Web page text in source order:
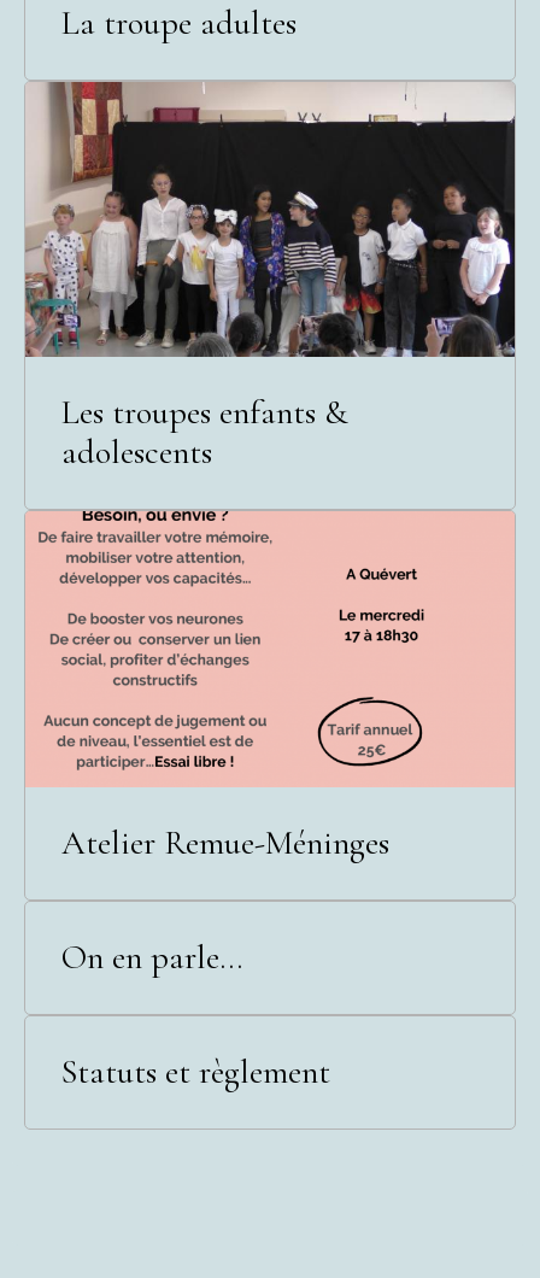
La troupe adultes
Les troupes enfants &
adolescents
Atelier Remue-Méninges
On en parle...
Statuts et règlement